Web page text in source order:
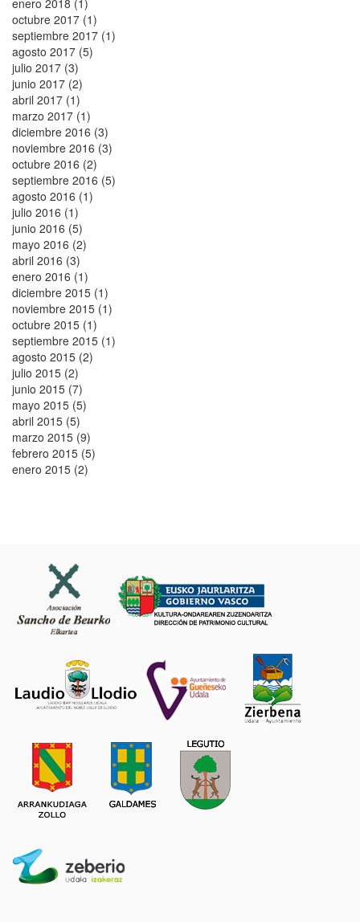
octubre 2017 (1)
septiembre 2017 (1)
agosto 2017 (5)
julio 2017 (3)
junio 2017 (2)
abril 2017 (1)
marzo 2017 (1)
diciembre 2016 (3)
noviembre 2016 (3)
octubre 2016 (2)
septiembre 2016 (5)
agosto 2016 (1)
julio 2016 (1)
junio 2016 (5)
mayo 2016 (2)
abril 2016 (3)
enero 2016 (1)
diciembre 2015 (1)
noviembre 2015 (1)
octubre 2015 (1)
septiembre 2015 (1)
agosto 2015 (2)
julio 2015 (2)
junio 2015 (7)
mayo 2015 (5)
abril 2015 (5)
marzo 2015 (9)
febrero 2015 (5)
enero 2015 (2)